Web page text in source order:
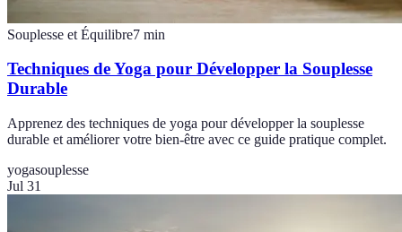
Souplesse et Équilibre7 min
Techniques de Yoga pour Développer la Souplesse
Durable
Apprenez des techniques de yoga pour développer la souplesse
durable et améliorer votre bien-être avec ce guide pratique complet.
yogasouplesse
Jul 31